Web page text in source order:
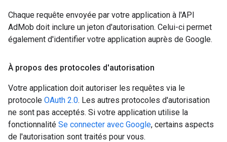
Chaque requête envoyée par votre application à l'API
AdMob doit inclure un jeton d'autorisation. Celui-ci permet
également d'identifier votre application auprès de Google.
À propos des protocoles d'autorisation
Votre application doit autoriser les requêtes via le
protocole OAuth 2.0. Les autres protocoles d'autorisation
ne sont pas acceptés. Si votre application utilise la
fonctionnalité Se connecter avec Google, certains aspects
de l'autorisation sont traités pour vous.